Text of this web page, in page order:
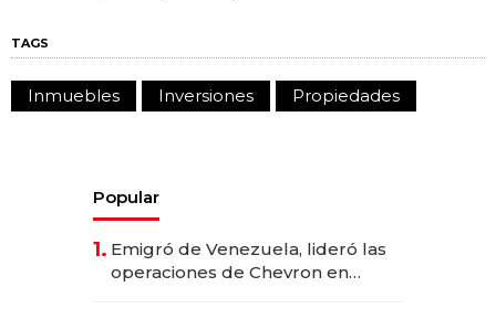
TAGS
Inmuebles Inversiones Propiedades
Popular
1. Emigró de Venezuela, lideró las
operaciones de Chevron en